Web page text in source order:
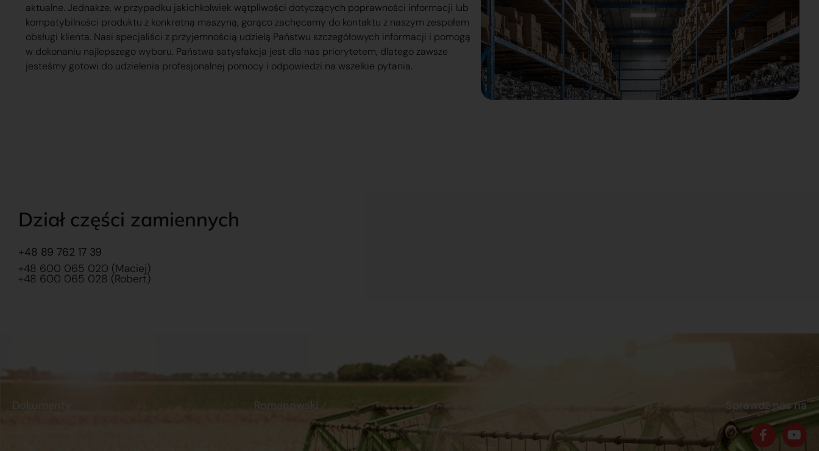
aktualne. Jednakże, w przypadku jakichkolwiek wątpliwości dotyczących poprawności informacji lub
kompatybilności produktu z konkretną maszyną, gorąco zachęcamy do kontaktu z naszym zespołem
obsługi klienta. Nasi specjaliści z przyjemnością udzielą Państwu szczegółowych informacji i pomogą
w dokonaniu najlepszego wyboru. Państwa satysfakcja jest dla nas priorytetem, dlatego zawsze
jesteśmy gotowi do udzielenia profesjonalnej pomocy i odpowiedzi na wszelkie pytania.
Dział części zamiennych
+48 89 762 17 39
+48 600 065 020 (Maciej)
+48 600 065 028 (Robert)
Dokumenty Romanowski
Praca
Sprawdź nas na